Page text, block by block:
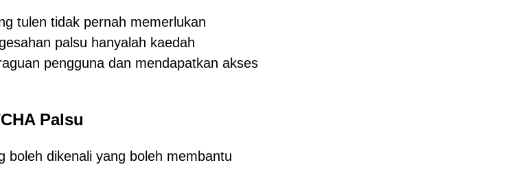
tulen tidak pernah memerlukan
palsu hanyalah kaedah
pengguna dan mendapatkan akses
Palsu
boleh dikenali yang boleh membantu